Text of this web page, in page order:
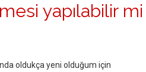
yapılabilir mi
oldukça yeni olduğum için